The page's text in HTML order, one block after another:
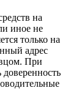
на
иное не
только на
адрес
При